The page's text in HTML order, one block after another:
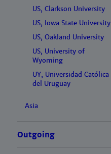
US, Clarkson University
US, Iowa State University
US, Oakland University
US, University of
Wyoming
UY, Universidad Católica
del Uruguay
Asia
Outgoing